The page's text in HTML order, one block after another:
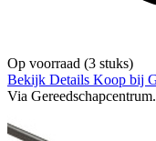
Op voorraad (3 stuks)
Bekijk Details Koop bij
Via